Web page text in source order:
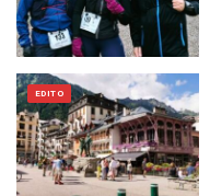
EDITO